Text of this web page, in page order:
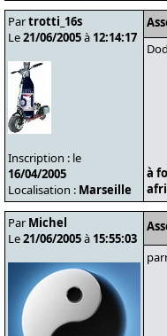
Partrotti_16s
Le21/06/2005à 12:14:17
Inscription : le
16/04/2005
Localisation : Marseille
à
Par Michel
Le21/06/2005à 15:55:03